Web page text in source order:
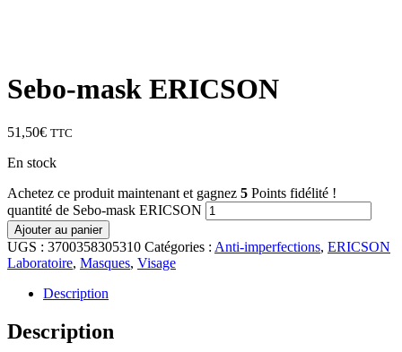
Sebo-mask ERICSON
51,50€ TTC
En stock
Achetez ce produit maintenant et gagnez 5 Points fidélité !
quantité de Sebo-mask ERICSON
Ajouter au panier
UGS : 3700358305310 Catégories : Anti-imperfections, ERICSON
Laboratoire, Masques, Visage
Description
Description